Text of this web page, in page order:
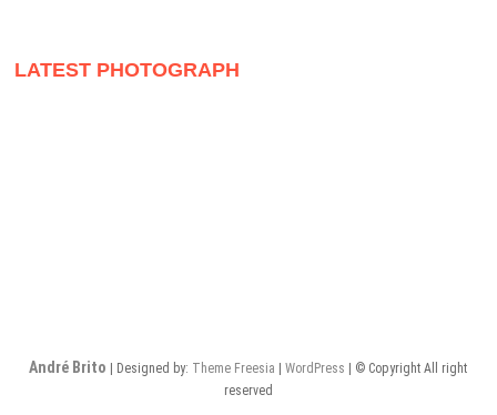
LATEST PHOTOGRAPH
André Brito | Designed by: Theme Freesia |WordPress | © Copyright All right
reserved